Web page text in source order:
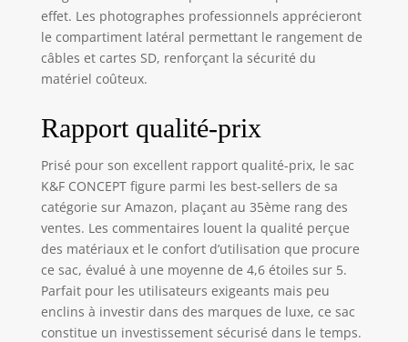
total du sac pour
vous. Les larges
bandoulières du
rembourrée pour
vous aider à
de vos épaules.
【Matériaux de
haute qualité pour
la sécurité】Tout le
corps du sac photo
est recouvert d'un
matériau
imperméable de
haute qualité et
effet. Les photographes professionnels apprécieront
le compartiment latéral permettant le rangement de
câbles et cartes SD, renforçant la sécurité du
matériel coûteux.
Rapport qualité-prix
Prisé pour son excellent rapport qualité-prix, le sac
K&F CONCEPT figure parmi les best-sellers de sa
catégorie sur Amazon, plaçant au 35ème rang des
ventes. Les commentaires louent la qualité perçue
des matériaux et le confort d’utilisation que procure
ce sac, évalué à une moyenne de 4,6 étoiles sur 5.
Parfait pour les utilisateurs exigeants mais peu
enclins à investir dans des marques de luxe, ce sac
constitue un investissement sécurisé dans le temps.